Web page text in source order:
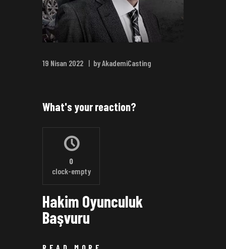
19 Nisan 2022 by AkademiCasting
What's your reaction?
0
clock-empty
Hakim Oyunculuk
Başvuru